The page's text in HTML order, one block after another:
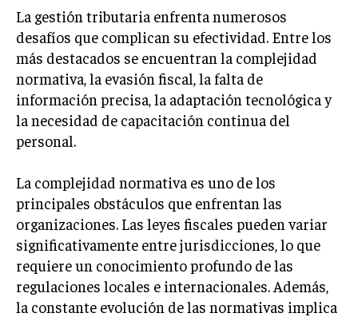
PUBLICIDAD
VENTAS Y PERSUASIÓN
GESTIÓN DE PRODUCTOS
COMUNICACIÓN CORPORATIVA
GESTIÓN DE MARCA
ANÁLISIS DE COMPETENCIA
GESTIÓN DE CLIENTES
EMPRENDIMIENTO
INNOVACIÓN EMPRESARIAL
GESTIÓN DEL CAMBIO
La gestión tributaria enfrenta numerosos
desafíos que complican su efectividad. Entre los
más destacados se encuentran la complejidad
normativa, la evasión fiscal, la falta de
información precisa, la adaptación tecnológica y
la necesidad de capacitación continua del
personal.
La complejidad normativa es uno de los
principales obstáculos que enfrentan las
organizaciones. Las leyes fiscales pueden variar
significativamente entre jurisdicciones, lo que
requiere un conocimiento profundo de las
regulaciones locales e internacionales. Además,
la constante evolución de las normativas implica